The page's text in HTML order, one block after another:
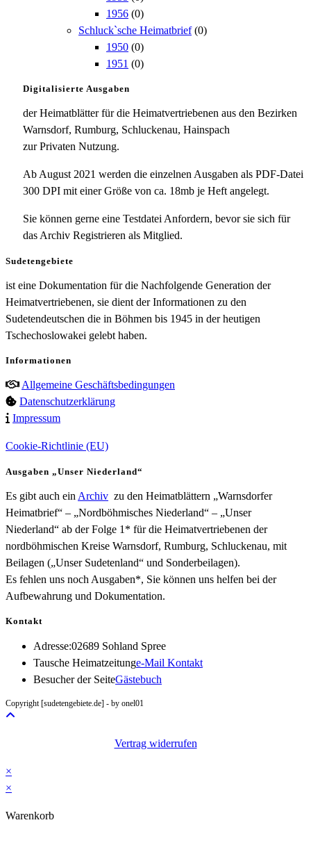
1956 (0)
Schluck`sche Heimatbrief (0)
1950 (0)
1951 (0)
Digitalisierte Ausgaben
der Heimatblätter für die Heimatvertriebenen aus den Bezirken
Warnsdorf, Rumburg, Schluckenau, Hainspach
zur Privaten Nutzung.
Ab August 2021 werden die einzelnen Ausgaben als PDF-Datei
300 DPI mit einer Größe von ca. 18mb je Heft angelegt.
Sie können gerne eine Testdatei Anfordern, bevor sie sich für
das Archiv Registrieren als Mitglied.
Sudetengebiete
ist eine Dokumentation für die Nachfolgende Generation der
Heimatvertriebenen, sie dient der Informationen zu den
Sudetendeutschen die in Böhmen bis 1945 in der heutigen
Tschechoslowakei gelebt haben.
Informationen
Allgemeine Geschäftsbedingungen
Datenschutzerklärung
Impressum
Cookie-Richtlinie (EU)
Ausgaben „Unser Niederland“
Es gibt auch ein Archiv zu den Heimatblättern „Warnsdorfer
Heimatbrief“ – „Nordböhmisches Niederland“ – „Unser
Niederland“ ab der Folge 1* für die Heimatvertriebenen der
nordböhmischen Kreise Warnsdorf, Rumburg, Schluckenau, mit
Beilagen („Unser Sudetenland“ und Sonderbeilagen).
Es fehlen uns noch Ausgaben*, Sie können uns helfen bei der
Aufbewahrung und Dokumentation.
Kontakt
Adresse:02689 Sohland Spree
Tausche Heimatzeitunge-Mail KontaktOpens
Besucher der SeiteGästebuch
Copyright [sudetengebiete.de] - by onel01
Vertrag widerrufen
×
×
Warenkorb